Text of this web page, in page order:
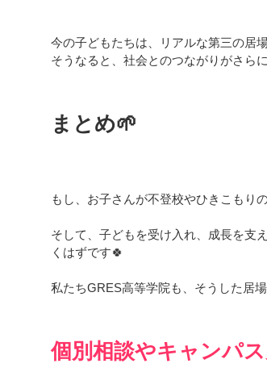
今の子どもたちは、リアルな第三の居
そうなると、社会とのつながりがさら
まとめ🌱
もし、お子さんが不登校やひきこもり
そして、子どもを受け入れ、成長を支
くはずです🍀
私たちGRES高等学院も、そうした居
個別相談やキャンパ